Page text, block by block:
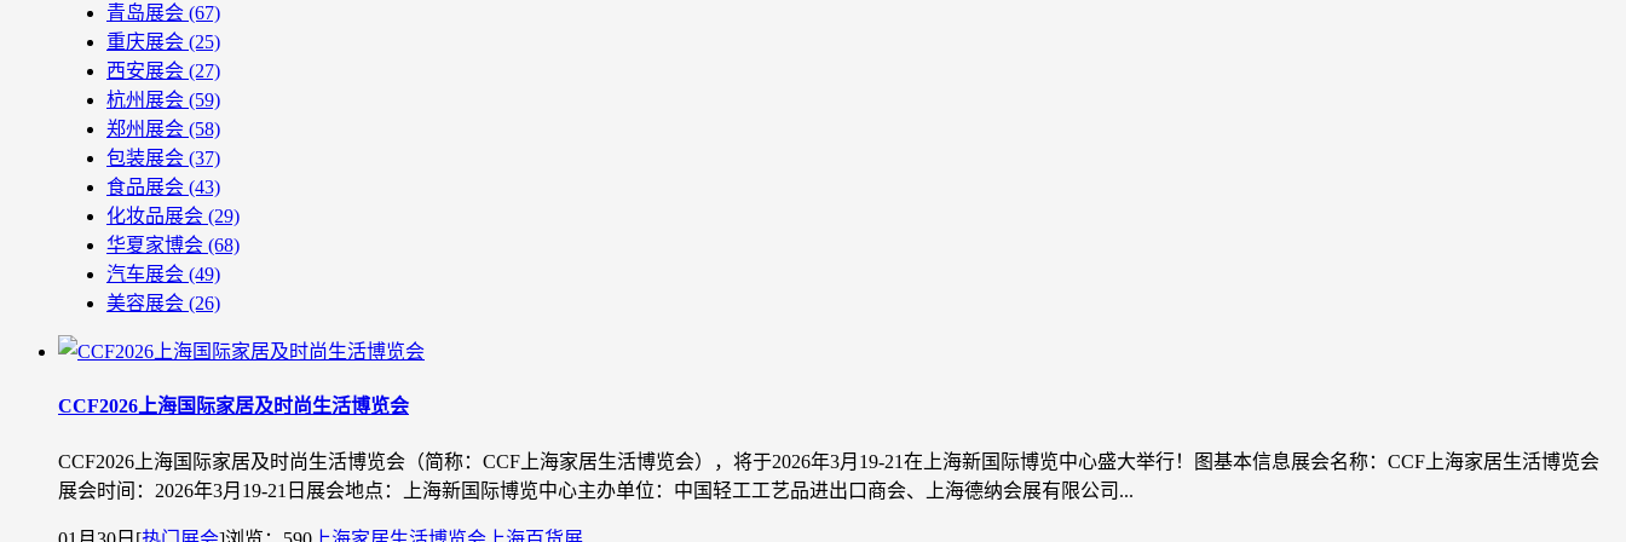
青岛展会 (67)
重庆展会 (25)
西安展会 (27)
杭州展会 (59)
郑州展会 (58)
包装展会 (37)
食品展会 (43)
化妆品展会 (29)
华夏家博会 (68)
汽车展会 (49)
美容展会 (26)
CCF2026上海国际家居及时尚生活博览会
CCF2026上海国际家居及时尚生活博览会（简称：CCF上海家居生活博览会），将于2026年3月19-21在上海新国际博览中心盛大举行！图基本信息展会名称：CCF上海家居生活博览会
展会时间：2026年3月19-21日展会地点：上海新国际博览中心主办单位：中国轻工工艺品进出口商会、上海德纳会展有限公司...